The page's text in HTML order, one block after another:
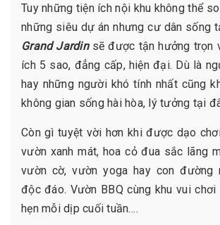
Tuy những tiện ích nội khu không thể
những siêu dự án nhưng cư dân sống
Grand Jardinsẽ được tận hưởng trọn
ích 5 sao, đẳng cấp, hiện đại. Dù là
hay những người khó tính nhất cũng
không gian sống hài hòa, lý tưởng tại
Còn gì tuyệt vời hơn khi được dạo
vườn xanh mát, hoa cỏ đua sắc lãng
vườn cờ, vườn yoga hay con đường
độc đáo. Vườn BBQ cùng khu vui
hẹn mỗi dịp cuối tuần….